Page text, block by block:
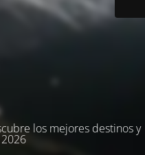
los mejores destinos y